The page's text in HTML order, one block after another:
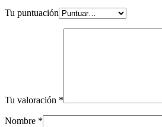
Tu puntuación
Tu valoración *
Nombre *